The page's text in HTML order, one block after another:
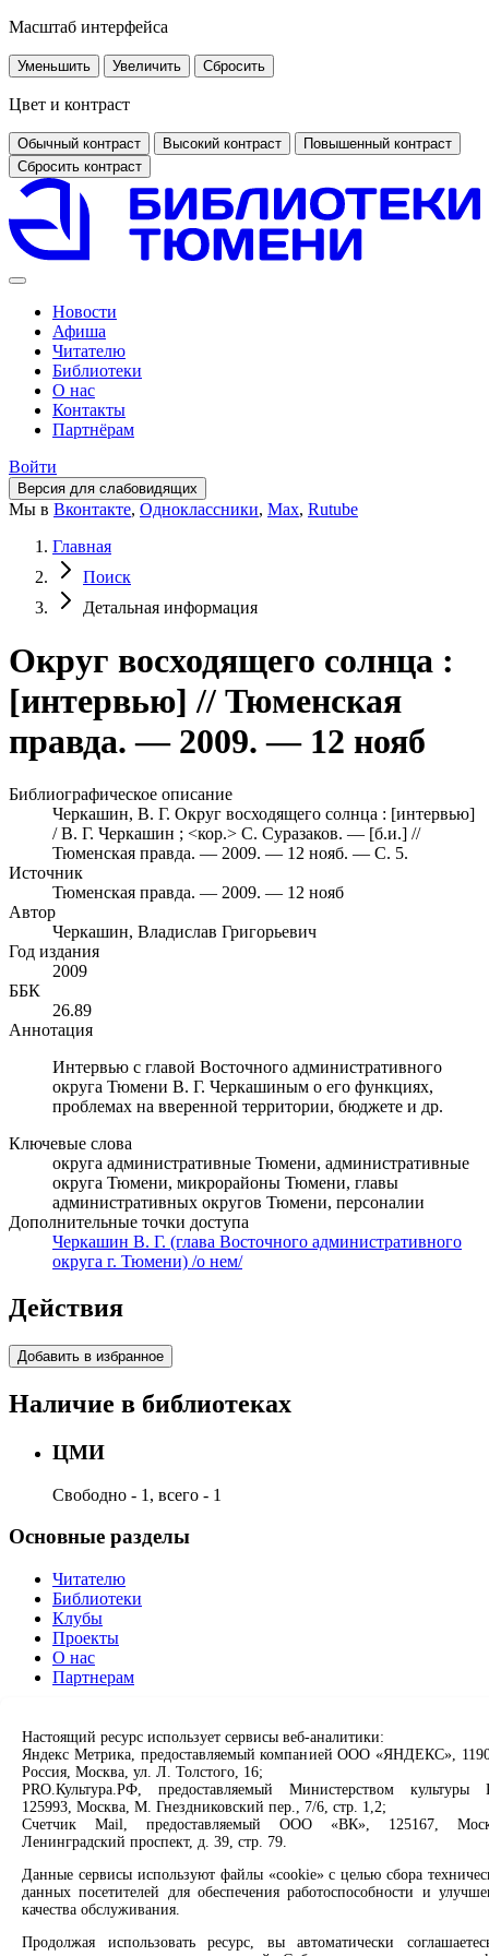
Масштаб интерфейса
Уменьшить Увеличить Сбросить
Цвет и контраст
Обычный контраст Высокий контраст
Повышенный контраст
Сбросить контраст
Новости
Афиша
Читателю
Библиотеки
О нас
Контакты
Партнёрам
Войти
Версия для слабовидящих
Мы в Вконтакте, Одноклассники, Max, Rutube
Главная
Поиск
Детальная информация
Округ восходящего солнца :
[интервью] // Тюменская
правда. — 2009. — 12 нояб
Библиографическое описание
Черкашин, В. Г. Округ восходящего солнца : [интервью]
/ В. Г. Черкашин ; <кор.> С. Суразаков. — [б.и.] //
Тюменская правда. — 2009. — 12 нояб. — С. 5.
Источник
Тюменская правда. — 2009. — 12 нояб
Автор
Черкашин, Владислав Григорьевич
Год издания
2009
ББК
26.89
Аннотация
Интервью с главой Восточного административного
округа Тюмени В. Г. Черкашиным о его функциях,
проблемах на вверенной территории, бюджете и др.
Ключевые слова
округа административные Тюмени, административные
округа Тюмени, микрорайоны Тюмени, главы
административных округов Тюмени, персоналии
Дополнительные точки доступа
Черкашин В. Г. (глава Восточного административного
округа г. Тюмени) /о нем/
Действия
Добавить в избранное
Наличие в библиотеках
ЦМИ
Свободно - 1, всего - 1
Основные разделы
Читателю
Библиотеки
Клубы
Проекты
О нас
Партнерам
Продлить книгу
Спроси библиотекаря
Спроси краеведа
Оцените качество услуг
Направить обращение директору
Соцсети
Одноклассники
Настоящий ресурс использует сервисы веб-аналитики:
Яндекс Метрика, предоставляемый компанией ООО «ЯНДЕКС»,
Россия, Москва, ул. Л. Толстого, 16;
PRO.Культура.РФ, предоставляемый Министерством культуры
125993, Москва, М. Гнездниковский пер., 7/6, стр. 1,2;
Счетчик Mail, предоставляемый ООО «ВК», 125167,
Ленинградский проспект, д. 39, стр. 79.
Данные сервисы используют файлы «cookie» с целью сбора
данных посетителей для обеспечения работоспособности и
качества обслуживания.
Продолжая использовать ресурс, вы автоматически